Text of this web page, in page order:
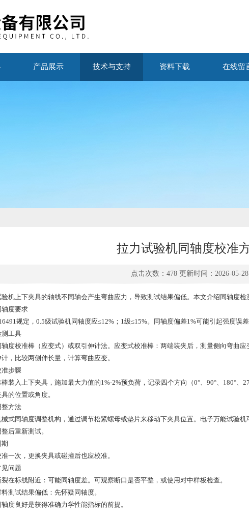
产品展示 技术与支持 资料下载 在线留
拉力试验机同轴度校准
点击次数：478 更新时间：2026-05-28
机上下夹具的轴线不同轴会产生弯曲应力，导致测试结果偏低。本文介绍同轴度检
轴度要求
规定，0.5级试验机同轴度应≤12%；1级≤15%。同轴度偏差1%可能引起强度误差
测工具
轴度校准棒（应变式）或双引伸计法。应变式校准棒：两端装夹后，测量侧向弯曲
，比较两侧伸长量，计算弯曲应变。
准步骤
装入上下夹具，施加最大力值的1%-2%预负荷，记录四个方向（0°、90°、180°、
的位置或角度。
整方法
械式同轴度调整机构，通过调节松紧螺母或垫片来移动下夹具位置。电子万能试验
后重新测试。
一次，更换夹具或碰撞后也应校准。
问题
在标线附近：可能同轴度差。可观察断口是否平整，或使用对中样板检查。
测试结果偏低：先怀疑同轴度。
度良好是获得准确力学性能指标的前提。